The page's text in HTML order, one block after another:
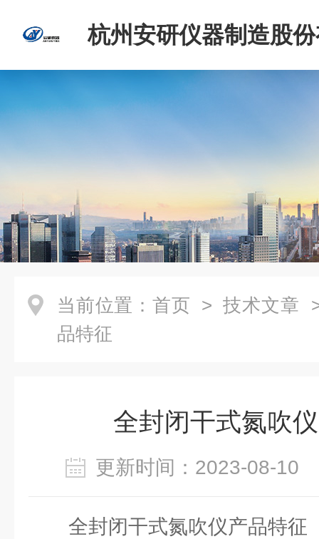
杭州安研仪器制造股
司
当前位置： 首页 > 技术文章
品特征
全封闭干式氮吹
更新时间：2023-08-
全封闭干式氮吹仪产品特征